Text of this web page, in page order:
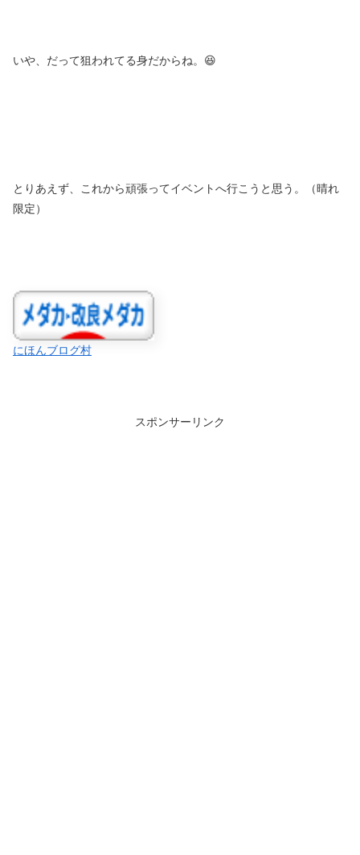
いや、だって狙われてる身だからね。😆
とりあえず、これから頑張ってイベントへ行こうと思う。（晴れ
限定）
にほんブログ村
スポンサーリンク